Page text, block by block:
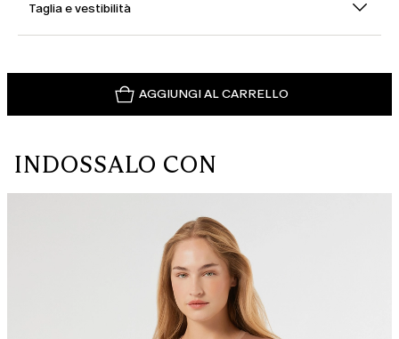
Taglia e vestibilità
AGGIUNGI AL CARRELLO
INDOSSALO CON